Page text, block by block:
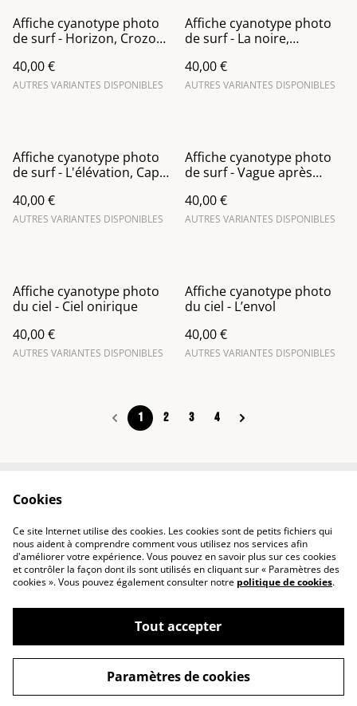
Affiche cyanotype photo
de surf - Horizon, Crozon
40,00 €
AUTRES VARIANTES DISPONIBLES
Affiche cyanotype photo
de surf - La noire,
40,00 €
AUTRES VARIANTES DISPONIBLES
Affiche cyanotype photo
de surf - L'élévation, Cap
40,00 €
AUTRES VARIANTES DISPONIBLES
Affiche cyanotype photo
de surf - Vague après
40,00 €
AUTRES VARIANTES DISPONIBLES
Affiche cyanotype photo
du ciel - Ciel onirique
40,00 €
AUTRES VARIANTES DISPONIBLES
Affiche cyanotype photo
du ciel - L’envol
40,00 €
AUTRES VARIANTES DISPONIBLES
1 2 3 4
Politique de
confidentialité
Politique de cookies
©2026BLEU SAUVAGE
powered by
Cookies
Ce site Internet utilise des cookies. Les cookies sont de petits fichiers qui
nous aident à comprendre comment vous utilisez nos services afin
d'améliorer votre expérience. Vous pouvez en savoir plus sur ces cookies
et contrôler la façon dont ils sont utilisés en cliquant sur « Paramètres des
cookies ». Vous pouvez également consulter notre politique de cookies.
Tout accepter
Paramètres de cookies